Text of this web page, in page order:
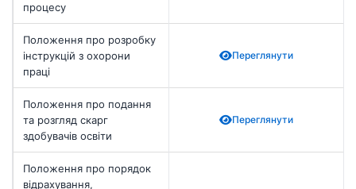
процесу
Положення про розробку
інструкцій з охорони
праці
Переглянути
Положення про подання
та розгляд скарг
здобувачів освіти
Переглянути
Положення про порядок
відрахування,